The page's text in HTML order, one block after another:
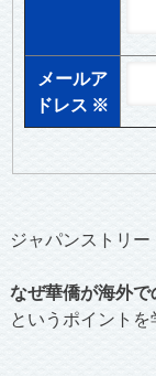
メールア
ドレス ※
ジャパンストリ
なぜ華僑が海外
というポイントを